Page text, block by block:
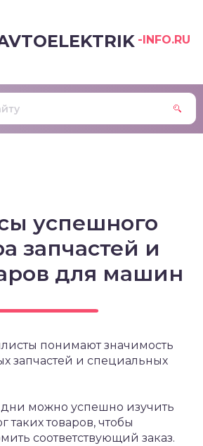
-INFO.RU
успешного
запчастей и
для машин
понимают значимость
запчастей и специальных
можно успешно изучить
таких товаров, чтобы
соответствующий заказ.